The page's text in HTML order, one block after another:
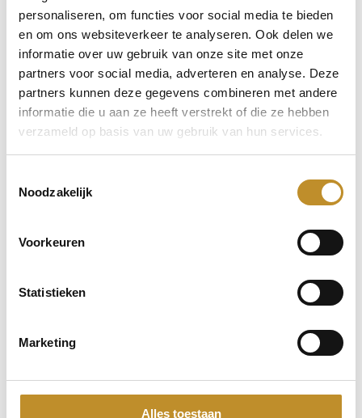
personaliseren, om functies voor social media te bieden
en om ons websiteverkeer te analyseren. Ook delen we
informatie over uw gebruik van onze site met onze
partners voor social media, adverteren en analyse. Deze
partners kunnen deze gegevens combineren met andere
informatie die u aan ze heeft verstrekt of die ze hebben
verzameld op basis van uw gebruik van hun services.
Noodzakelijk
Voorkeuren
Statistieken
Marketing
Alles toestaan